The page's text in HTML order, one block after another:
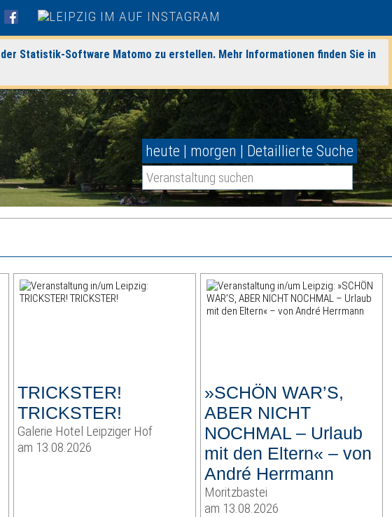
Statistik-Software Matomo zu erstellen. Mehr Informationen finden Sie in
heute | morgen | Detaillierte Suche
TRICKSTER!
TRICKSTER!
Galerie Hotel Leipziger Hof
am 13.08.2026
»SCHÖN WAR’S,
ABER NICHT
NOCHMAL – Urlaub
mit den Eltern« – von
André Herrmann
Moritzbastei
am 13.08.2026